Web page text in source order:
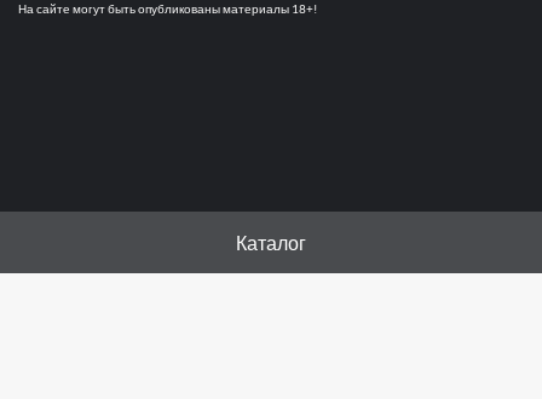
На сайте могут быть опубликованы материалы 18+!
Каталог